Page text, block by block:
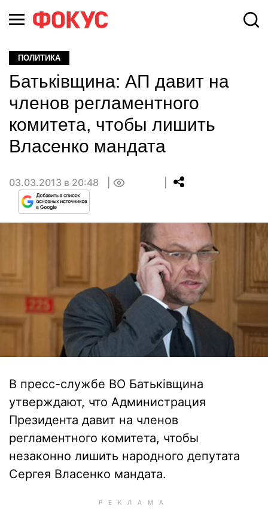
ПОЛИТИКА
Батьківщина: АП давит на
членов регламентного
комитета, чтобы лишить
Власенко мандата
03.03.2013 в 20:48
В пресс-службе ВО Батьківщина
утверждают, что Администрация
Президента давит на членов
регламентного комитета, чтобы
незаконно лишить народного депутата
Сергея Власенко мандата.